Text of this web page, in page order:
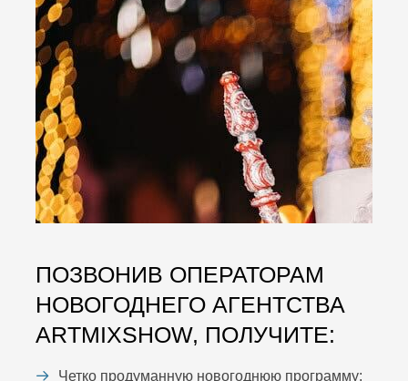
ПОЗВОНИВ ОПЕРАТОРАМ
НОВОГОДНЕГО АГЕНТСТВА
ARTMIXSHOW, ПОЛУЧИТЕ:
Четко продуманную новогоднюю программу;